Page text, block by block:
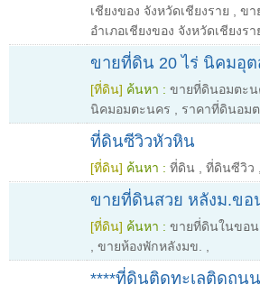
เชียงของ จังหวัดเชียงราย
ขา
อำเภอเชียงของ จังหวัดเชียงรา
ขายที่ดิน 20 ไร่ นิคมอุ
[ที่ดิน] ค้นหา : ขายที่ดินอมตะน
นิคมอมตะนคร
ราคาที่ดินอม
ที่ดินซีวิวหัวหิน
[ที่ดิน] ค้นหา : ที่ดิน ที่ดินซีวิว
ขายที่ดินสวย หลังม.ขอ
[ที่ดิน] ค้นหา : ขายที่ดินในขอ
ขายห้องพักหลังมข.
****ที่ดินติดทะเลติดถน